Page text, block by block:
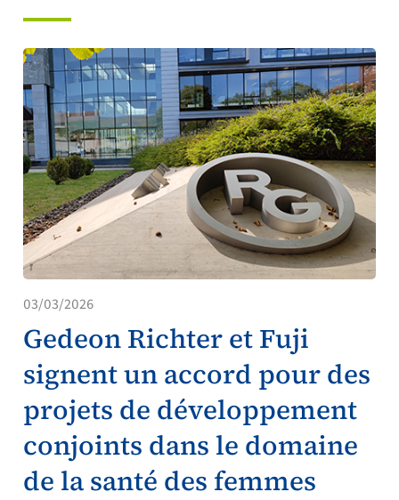
03/03/2026
Gedeon Richter et Fuji
signent un accord pour des
projets de développement
conjoints dans le domaine
de la santé des femmes